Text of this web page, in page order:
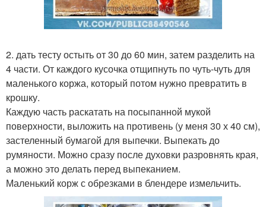
2. дать тесту остыть от 30 до 60 мин, затем разделить на
4 части. От каждого кусочка отщипнуть по чуть-чуть для
маленького коржа, который потом нужно превратить в
крошку.
Каждую часть раскатать на посыпанной мукой
поверхности, выложить на противень (у меня 30 х 40 см),
застеленный бумагой для выпечки. Выпекать до
румяности. Можно сразу после духовки разровнять края,
а можно это делать перед выпеканием.
Маленький корж с обрезками в блендере измельчить.